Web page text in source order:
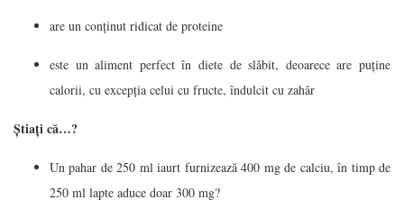
are un conținut ridicat de proteine
este un aliment perfect în diete de slăbit, deoarece are puține
calorii, cu excepția celui cu fructe, îndulcit cu zahăr
Știați că…?
Un pahar de 250 ml iaurt furnizează 400 mg de calciu, în timp de
250 ml lapte aduce doar 300 mg?